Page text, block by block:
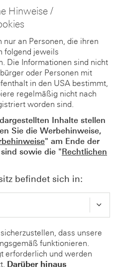
Hinweise /
an Personen, die ihren
folgend jeweils
Die Informationen sind nicht
oder Personen mit
in den USA bestimmt,
regelmäßig nicht nach
worden sind.
Inhalte stellen
Sie die Werbehinweise,
" am Ende der
sowie die "Rechtlichen
befindet sich in:
dass unsere
funktionieren.
erforderlich und werden
Darüber hinaus